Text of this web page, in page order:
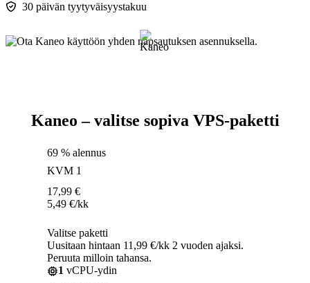
30 päivän tyytyväisyystakuu
Kaneo – valitse sopiva VPS-paketti
69 % alennus
KVM 1
17,99 €
5,49 €/kk
Valitse paketti
Uusitaan hintaan 11,99 €/kk 2 vuoden ajaksi.
Peruuta milloin tahansa.
1 vCPU-ydin